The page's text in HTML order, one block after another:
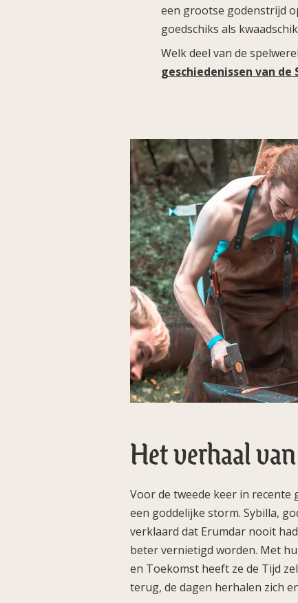
een grootse godenstrijd
goedschiks als
Welk deel van de
geschiedenissen van de
Het verhaal
Voor de tweede keer in recente
een goddelijke storm. Sybilla,
verklaard dat Erumdar nooit
beter vernietigd worden. Met
en Toekomst heeft ze de Tijd
terug, de dagen herhalen zich